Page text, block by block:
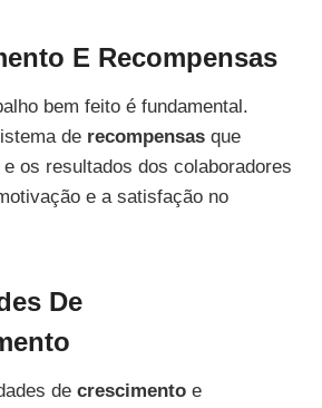
E Recompensas
bem feito é fundamental.
de recompensas que
os resultados dos colaboradores
e a satisfação no
De
de crescimento e